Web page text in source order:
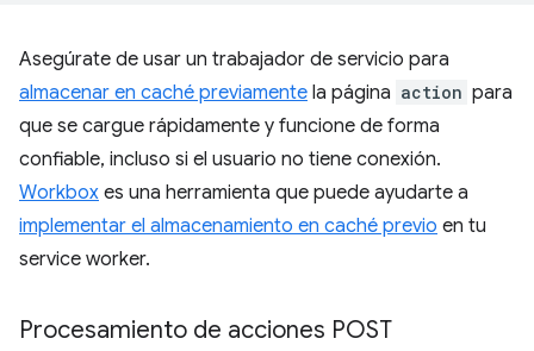
Asegúrate de usar un trabajador de servicio para
almacenar en caché previamente la página action para
que se cargue rápidamente y funcione de forma
confiable, incluso si el usuario no tiene conexión.
Workbox es una herramienta que puede ayudarte a
implementar el almacenamiento en caché previo en tu
service worker.
Procesamiento de acciones POST